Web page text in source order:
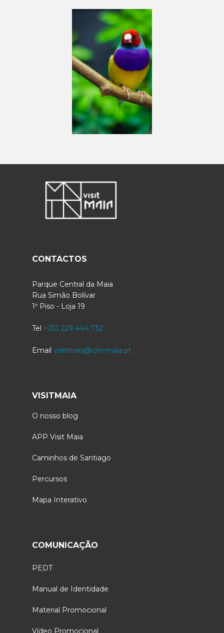
CONTACTOS
Parque Central da Maia
Rua Simão Bolívar
1º Piso - Loja 19
Tel +351 229 444 732
Email visitmaia@cm-maia.pt
VISITMAIA
O nosso blog
APP Visit Maia
Caminhos de Santiago
Percursos
Mapa Interativo
COMUNICAÇÃO
PEDT
Manual de Identidade
Material Promocional
Vídeo Promocional